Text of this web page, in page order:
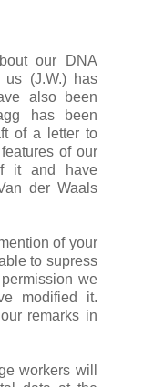
our DNA
(J.W.) has
also been
has been
of a letter to
of our
it and have
der Waals
of your
to supress
we
modified it.
remarks in
workers will